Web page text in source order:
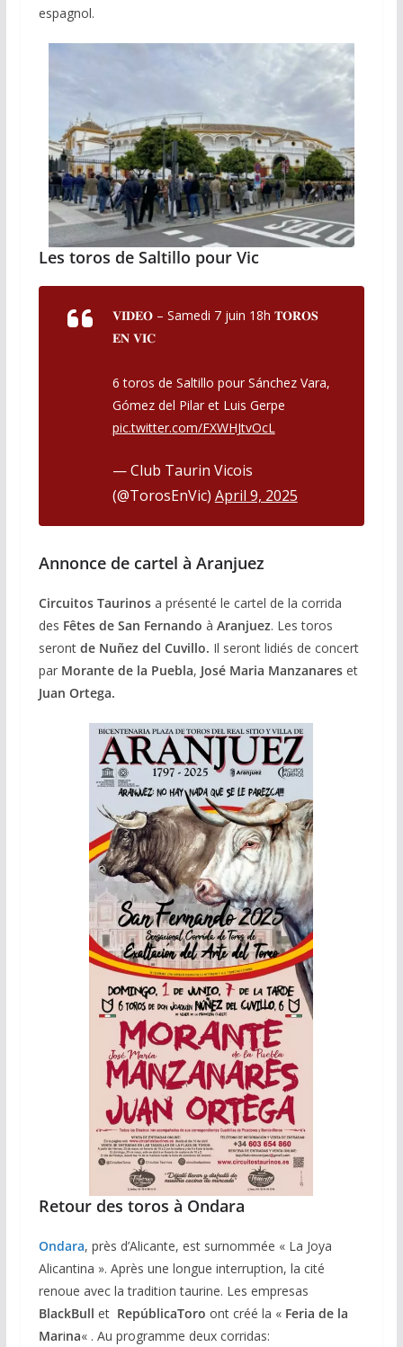
espagnol.
Les toros de Saltillo pour Vic
𝐕𝐈𝐃𝐄𝐎 – Samedi 7 juin 18h 𝐓𝐎𝐑𝐎𝐒
𝐄𝐍 𝐕𝐈𝐂
6 toros de Saltillo pour Sánchez Vara,
Gómez del Pilar et Luis Gerpe
pic.twitter.com/FXWHJtvOcL
— Club Taurin Vicois
(@TorosEnVic) April 9, 2025
Annonce de cartel à Aranjuez
Circuitos Taurinosa présenté le cartel de la corrida
des Fêtes de San Fernando à Aranjuez. Les toros
seront de Nuñez del Cuvillo. Il seront lidiés de concert
par Morante de la Puebla, José Maria Manzanareset
Juan Ortega.
Retour des toros à Ondara
Ondara, près d’Alicante, est surnommée « La Joya
Alicantina ». Après une longue interruption, la cité
renoue avec la tradition taurine. Les empresas
BlackBull et RepúblicaToro ont créé la « Feria de la
Marina« . Au programme deux corridas: